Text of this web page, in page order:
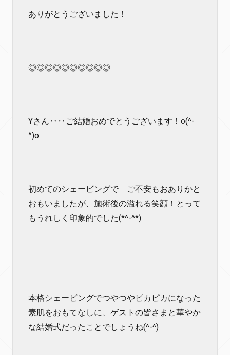
ありがとうございました！
◎◎◎◎◎◎◎◎◎◎
Yさん‥‥ご結婚おめでとうございます！o(^-
^)o
初めてのシェービングで ご不安もおありかと
おもいましたが、施術後の溢れる笑顔！とって
もうれしく印象的でした(*^-^*)
本格シェービングでつやつやピカピカになった
素肌をおもてなしに、ゲストの皆さまと華やか
な結婚式だったことでしょうね(^-^)